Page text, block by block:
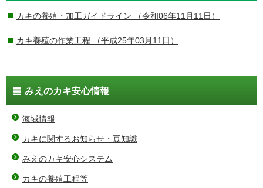
カキの養殖・加工ガイドライン （令和06年11月11日）
カキ養殖の作業工程 （平成25年03月11日）
みえのカキ安心情報
海域情報
カキに関するお知らせ・豆知識
みえのカキ安心システム
カキの養殖工程等